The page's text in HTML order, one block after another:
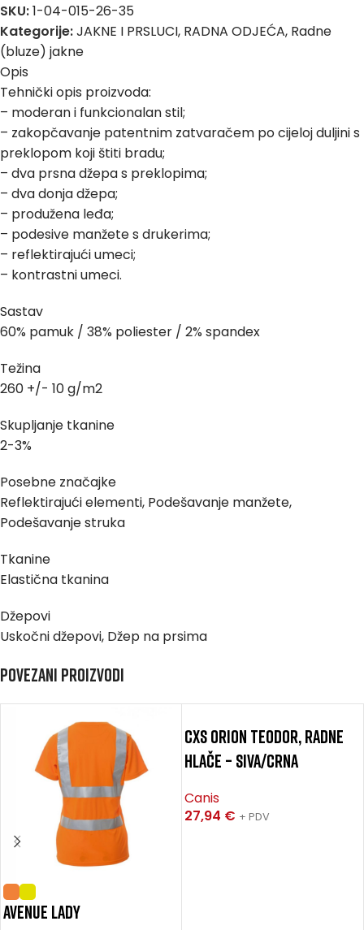
SKU:1-04-015-26-35
Kategorije:JAKNE I PRSLUCI, RADNA ODJEĆA, Radne
(bluze) jakne
Opis
Tehnički opis proizvoda:
– moderan i funkcionalan stil;
– zakopčavanje patentnim zatvaračem po cijeloj duljini s
preklopom koji štiti bradu;
– dva prsna džepa s preklopima;
– dva donja džepa;
– produžena leđa;
– podesive manžete s drukerima;
– reflektirajući umeci;
– kontrastni umeci.
Sastav
60% pamuk / 38% poliester / 2% spandex
Težina
260 +/- 10 g/m2
Skupljanje tkanine
2-3%
Posebne značajke
Reflektirajući elementi, Podešavanje manžete,
Podešavanje struka
Tkanine
Elastična tkanina
Džepovi
Uskočni džepovi, Džep na prsima
Povezani proizvodi
AVENUE LADY
CXS ORION TEODOR, radne
hlače – siva/crna
Canis
27,94 € + PDV